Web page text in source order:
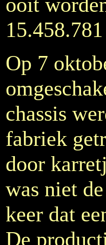
Op 7
chassis
fabriek
door
was niet
keer dat
De